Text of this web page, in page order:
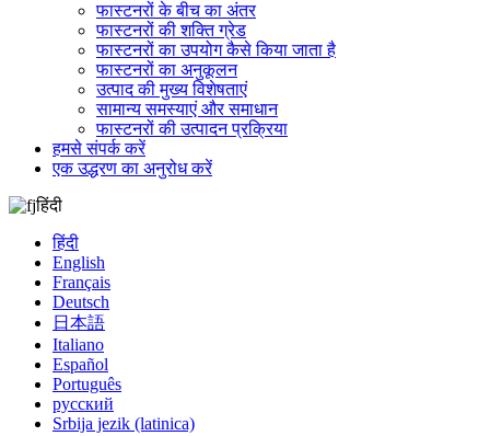
फास्टनरों के बीच का अंतर
फास्टनरों की शक्ति ग्रेड
फास्टनरों का उपयोग कैसे किया जाता है
फास्टनरों का अनुकूलन
उत्पाद की मुख्य विशेषताएं
सामान्य समस्याएं और समाधान
फास्टनरों की उत्पादन प्रक्रिया
हमसे संपर्क करें
एक उद्धरण का अनुरोध करें
हिंदी
हिंदी
English
Français
Deutsch
日本語
Italiano
Español
Português
русский
Srbija jezik (latinica)